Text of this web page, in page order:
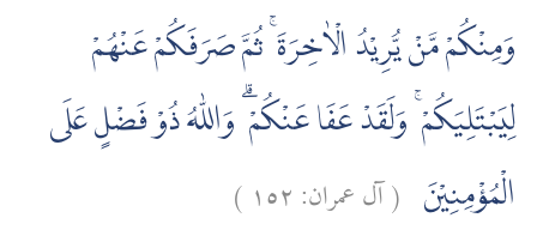
وَمِنْكُمْ مَّنْ يُّرِيْدُ الْاٰخِرَةَ ۚ ثُمَّ صَرَفَكُمْ عَنْهُمْ
لِيَبْتَلِيَكُمْ ۚ وَلَقَدْ عَفَا عَنْكُمْ ۗ وَاللّٰهُ ذُوْ فَضْلٍ عَلَى
الْمُؤْمِنِيْنَ (آل عمران:١٥٢ )